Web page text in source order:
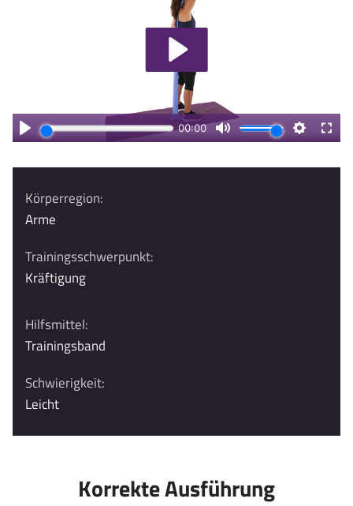
Körperregion:
Arme
Trainingsschwerpunkt:
Kräftigung
Hilfsmittel:
Trainingsband
Schwierigkeit:
Leicht
Korrekte Ausführung